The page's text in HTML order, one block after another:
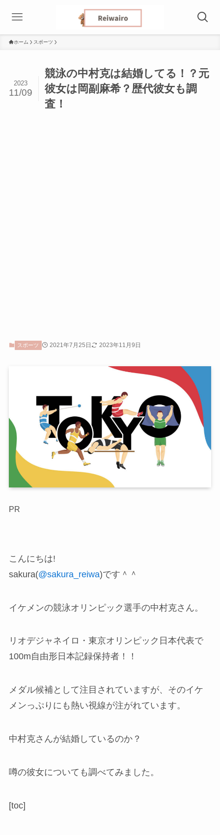
ホーム スポーツ
競泳の中村克は結婚してる！？元
彼女は岡副麻希？歴代彼女も調
査！
2023
11/09
スポーツ 2021年7月25日 2023年11月9日
PR
こんにちは!
sakura(@sakura_reiwa)です＾＾
イケメンの競泳オリンピック選手の中村克さん。
リオデジャネイロ・東京オリンピック日本代表で
100m自由形日本記録保持者！！
メダル候補として注目されていますが、そのイケ
メンっぷりにも熱い視線が注がれています。
中村克さんが結婚しているのか？
噂の彼女についても調べてみました。
[toc]